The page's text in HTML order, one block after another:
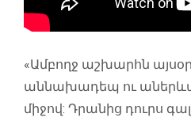
«Ամբողջ աշխարհն
աննախադեպ ու
միջով: Դրանից դուրս